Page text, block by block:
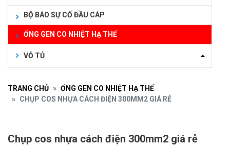
BỘ BÁO SỰ CỐ ĐẦU CÁP
ỐNG GEN CO NHIỆT HẠ THẾ
VỎ TỦ
TRANG CHỦ
ỐNG GEN CO NHIỆT HẠ THẾ
CHỤP COS NHỰA CÁCH ĐIỆN 300MM2 GIÁ RẺ
Chụp cos nhựa cách điện 300mm2 giá rẻ